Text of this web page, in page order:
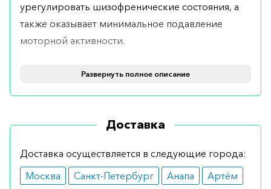
урегулировать шизофренические состояния, а
также оказывает минимальное подавление
моторной активности.
Пить Рисполепт раствор рекомендуется при
биполярное расстройство личности;
13 лет;
агрессия у пациентов с болезнью
Альцгеймера.
Развернуть полное описание
Доставка
Доставка осуществляется в следующие города:
Москва
Санкт-Петербург Анапа
Артём